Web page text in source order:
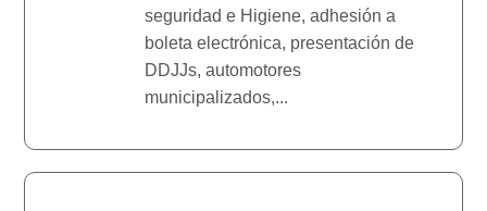
seguridad e Higiene, adhesión a
boleta electrónica, presentación de
DDJJs, automotores
municipalizados,...